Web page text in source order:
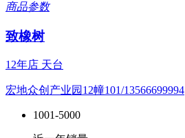
商品参数
致橡树
12年店 天台
宏地众创产业园12幢101/13566699994
1001-5000